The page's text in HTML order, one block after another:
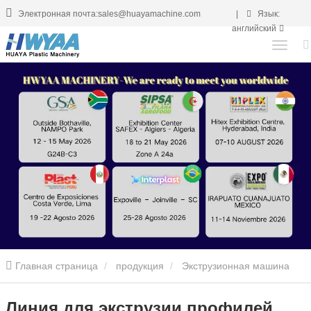
Электронная почта:sales@huayamachine.com
Язык:
английский
Главная страница продукция Экструзионная машина